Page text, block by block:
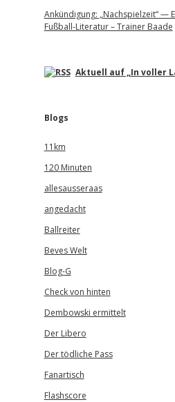
Ankündigung: „Nachspielzeit“ —
Fußball-Literatur – Trainer Baade
Aktuell auf „In voller
Blogs
11km
120 Minuten
allesausseraas
angedacht
Ballreiter
Beves Welt
Blog-G
Check von hinten
Dembowski ermittelt
Der Libero
Der tödliche Pass
Fanartisch
Flashscore